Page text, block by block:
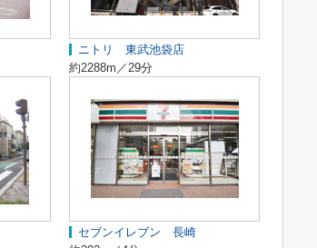
ニトリ 東武池袋店
約2288m／29分
セブンイレブン 長崎